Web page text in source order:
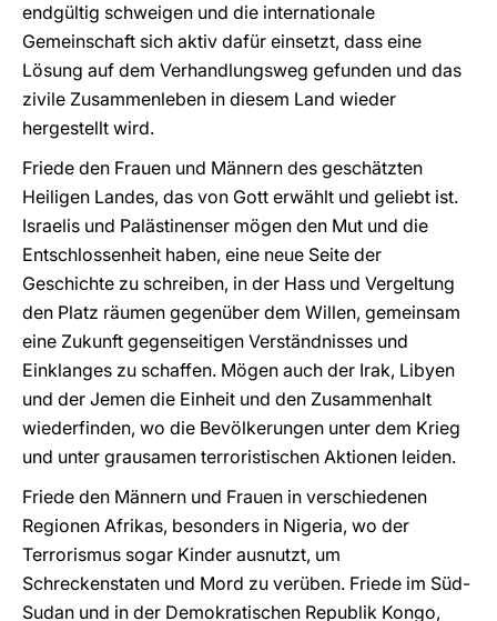
endgültig schweigen und die internationale
Gemeinschaft sich aktiv dafür einsetzt, dass eine
Lösung auf dem Verhandlungsweg gefunden und das
zivile Zusammenleben in diesem Land wieder
hergestellt wird.
Friede den Frauen und Männern des geschätzten
Heiligen Landes, das von Gott erwählt und geliebt ist.
Israelis und Palästinenser mögen den Mut und die
Entschlossenheit haben, eine neue Seite der
Geschichte zu schreiben, in der Hass und Vergeltung
den Platz räumen gegenüber dem Willen, gemeinsam
eine Zukunft gegenseitigen Verständnisses und
Einklanges zu schaffen. Mögen auch der Irak, Libyen
und der Jemen die Einheit und den Zusammenhalt
wiederfinden, wo die Bevölkerungen unter dem Krieg
und unter grausamen terroristischen Aktionen leiden.
Friede den Männern und Frauen in verschiedenen
Regionen Afrikas, besonders in Nigeria, wo der
Terrorismus sogar Kinder ausnutzt, um
Schreckenstaten und Mord zu verüben. Friede im Süd-
Sudan und in der Demokratischen Republik Kongo,